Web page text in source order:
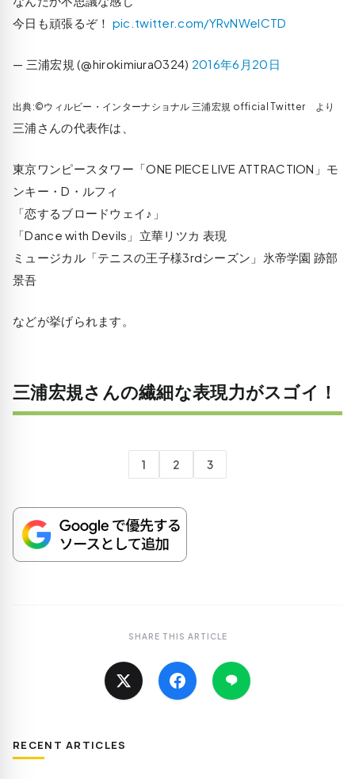
今日も頑張るぞ！ pic.twitter.com/YRvNWelCTD
— 三浦宏規 (@hirokimiura0324) 2016年6月20日
出典:©ウィルビー・インターナショナル 三浦宏規 official Twitter より
三浦さんの代表作は、
東京ワンピースタワー「ONE PIECE LIVE ATTRACTION」モ
ンキー・D・ルフィ
「恋するブロードウェイ♪」
「Dance with Devils」立華リツカ 表現
ミュージカル「テニスの王子様3rdシーズン」氷帝学園 跡部
景吾
などが挙げられます。
三浦宏規さんの繊細な表現力がスゴイ！
1 2 3
SHARE THIS ARTICLE
RECENT ARTICLES